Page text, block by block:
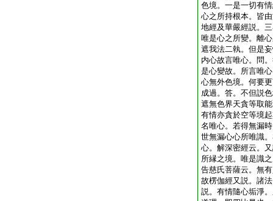
色境。一是一切有
心之所持根本。皆
地經及華嚴經説。
唯是心之所變。離
遮我法二執。但是
内心故言唯心。問
是心變故。所言唯
心無外色境。何要
成過。答。不但説
遮無色界天貪等取
有情亦貪於空等境
名唯心。若得無漏
世無漏心心所唯識
心。解深密經云。
所縁之境。唯是識
告慈氏菩薩云。無
故楞伽經又説。諸
説。有情隨心垢淨